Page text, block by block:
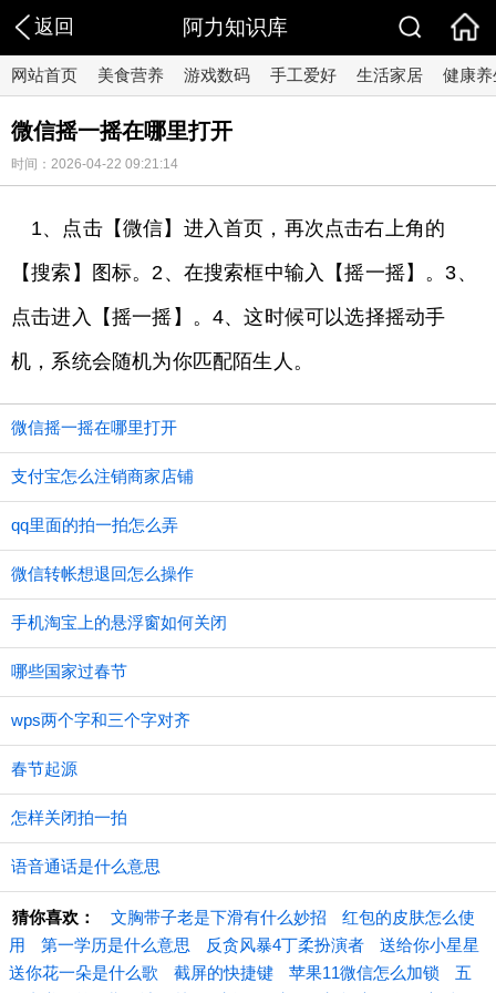
返回 阿力知识库
网站首页 美食营养 游戏数码 手工爱好 生活家居 健康养
微信摇一摇在哪里打开
时间：2026-04-22 09:21:14
1、点击【微信】进入首页，再次点击右上角的
【搜索】图标。2、在搜索框中输入【摇一摇】。3、
点击进入【摇一摇】。4、这时候可以选择摇动手
机，系统会随机为你匹配陌生人。
微信摇一摇在哪里打开
支付宝怎么注销商家店铺
qq里面的拍一拍怎么弄
微信转帐想退回怎么操作
手机淘宝上的悬浮窗如何关闭
哪些国家过春节
wps两个字和三个字对齐
春节起源
怎样关闭拍一拍
语音通话是什么意思
猜你喜欢： 文胸带子老是下滑有什么妙招
红包的皮肤怎么使
用
第一学历是什么意思 反贪风暴4丁柔扮演者
送给你小星星
送你花一朵是什么歌
截屏的快捷键 苹果11微信怎么加锁
五